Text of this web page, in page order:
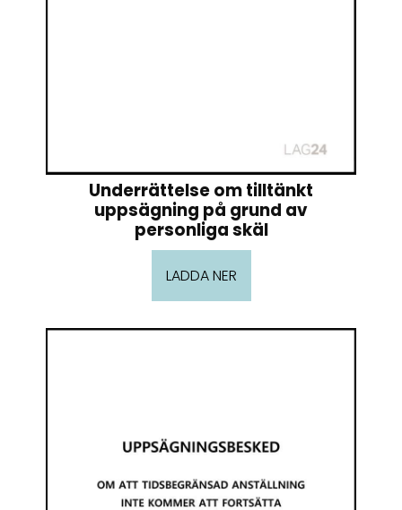
Underrättelse om tilltänkt
uppsägning på grund av
personliga skäl
LADDA NER